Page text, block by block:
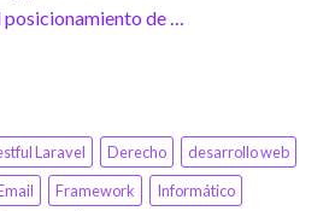
posicionamiento de …
Laravel Derecho
desarrollo web
Framework
Informático